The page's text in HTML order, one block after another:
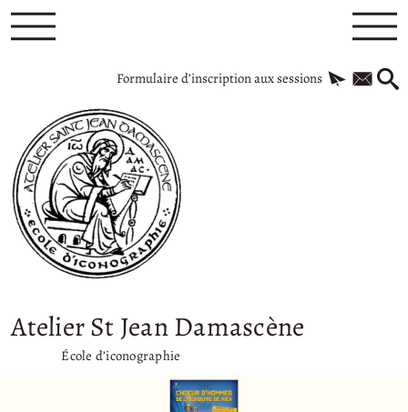
Formulaire d’inscription aux sessions
Atelier St Jean Damascène
École d’iconographie